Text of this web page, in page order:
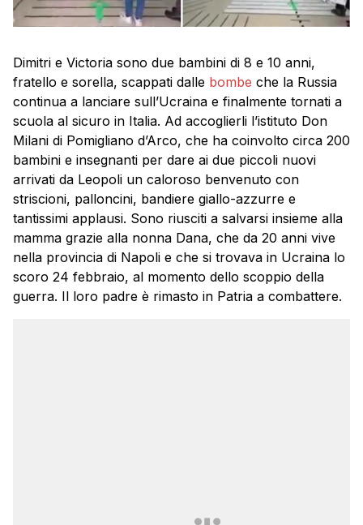
Dimitri e Victoria sono due bambini di 8 e 10 anni,
fratello e sorella, scappati dalle bombe che la Russia
continua a lanciare sull’Ucraina e finalmente tornati a
scuola al sicuro in Italia. Ad accoglierli l’istituto Don
Milani di Pomigliano d’Arco, che ha coinvolto circa 200
bambini e insegnanti per dare ai due piccoli nuovi
arrivati da Leopoli un caloroso benvenuto con
striscioni, palloncini, bandiere giallo-azzurre e
tantissimi applausi. Sono riusciti a salvarsi insieme alla
mamma grazie alla nonna Dana, che da 20 anni vive
nella provincia di Napoli e che si trovava in Ucraina lo
scoro 24 febbraio, al momento dello scoppio della
guerra. Il loro padre è rimasto in Patria a combattere.